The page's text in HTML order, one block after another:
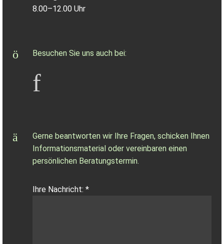
8.00–12.00 Uhr
Besuchen Sie uns auch bei:
Gerne beantworten wir Ihre Fragen, schicken Ihnen
Informationsmaterial oder vereinbaren einen
persönlichen Beratungstermin.
Ihre Nachricht: *